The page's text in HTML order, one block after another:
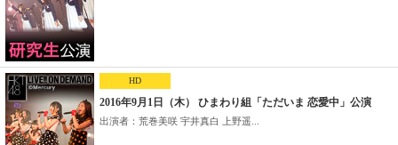
HD
2016年9月1日（木） ひまわり組「ただいま 恋愛中」公演
出演者：荒巻美咲 宇井真白 上野遥...